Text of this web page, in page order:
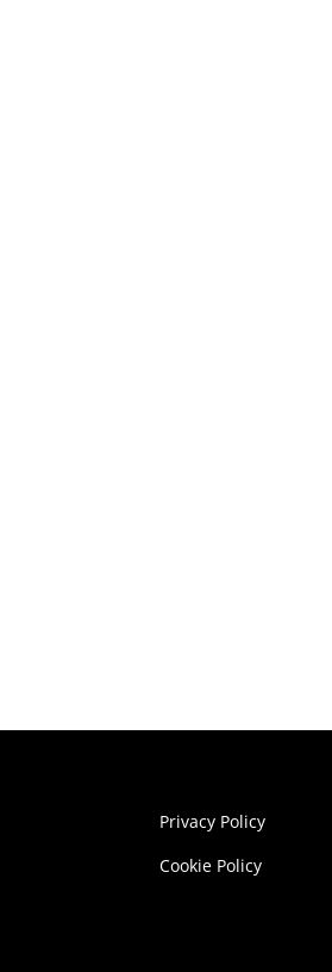
Privacy Policy
Cookie Policy